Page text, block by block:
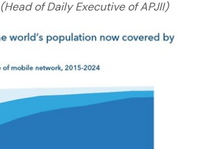
(Head of Daily Executive of APJII)